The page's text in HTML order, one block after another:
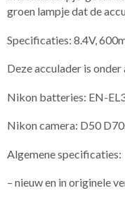
groen lampje dat de
Specificaties: 8.4V,
Deze acculader is
Nikon batteries: EN-
Nikon camera: D50
Algemene specificaties:
– nieuw en in originele